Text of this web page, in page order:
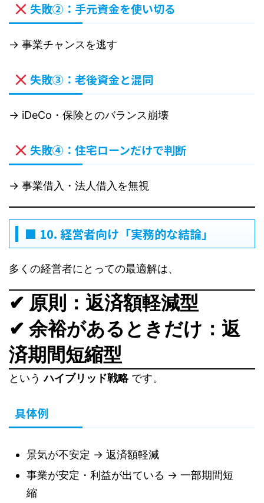
失敗②：手元資金を使い切る
→ 事業チャンスを逃す
失敗③：老後資金と混同
→ iDeCo・保険とのバランス崩壊
失敗④：住宅ローンだけで判断
→ 事業借入・法人借入を無視
■ 10. 経営者向け「実務的な結論」
多くの経営者にとっての最適解は、
✔ 原則：返済額軽減型
✔ 余裕があるときだけ：返
済期間短縮型
というハイブリッド戦略です。
具体例
景気が不安定 → 返済額軽減
事業が安定・利益が出ている → 一部期間短
縮